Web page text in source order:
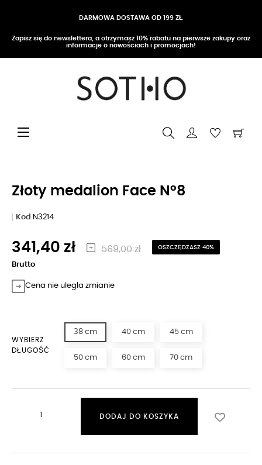
DARMOWA DOSTAWA OD 199 ZŁ
Zapisz się do newslettera, a otrzymasz 10% rabatu na pierwsze zakupy oraz
informacje o nowościach i promocjach!
Przełącz nawigację
☰
Złoty medalion Face N°8
Kod N3214
341,40 zł 569,00 zł OSZCZĘDZASZ 40%
Brutto
Cena nie uległa zmianie
WYBIERZ
DŁUGOŚĆ
38 cm 40 cm 45 cm
50 cm 60 cm 70 cm
DODAJ DO KOSZYKA